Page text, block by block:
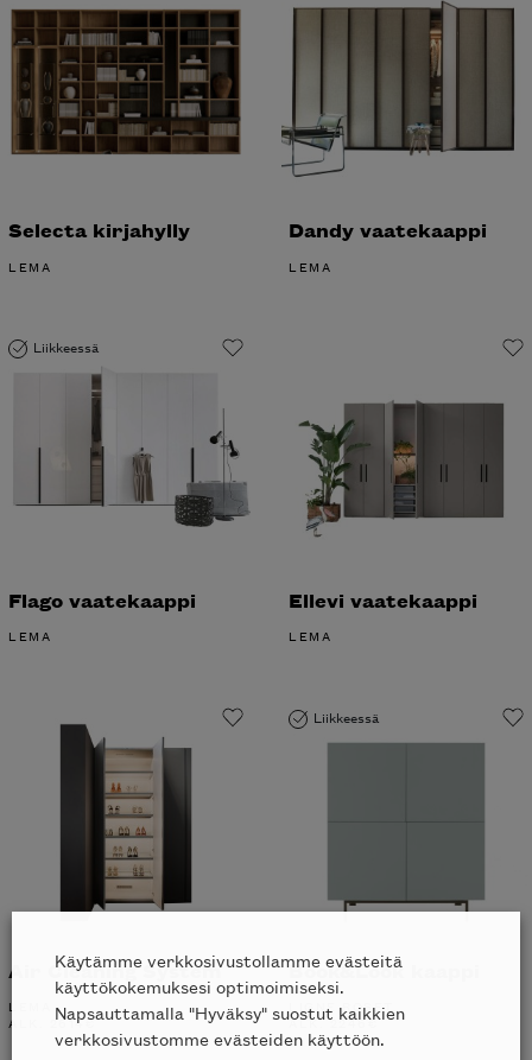
Selecta kirjahylly
LEMA
Dandy vaatekaappi
LEMA
Liikkeessä
Flago vaatekaappi
LEMA
Ellevi vaatekaappi
LEMA
Air Cleaning System
LEMA
ALK. 2614€
Liikkeessä
Book&Look kaappi
LIGNE ROSET
ALK.2246€
Käytämme verkkosivustollamme evästeitä
käyttökokemuksesi optimoimiseksi.
Napsauttamalla "Hyväksy" suostut kaikkien
verkkosivustomme evästeiden käyttöön.